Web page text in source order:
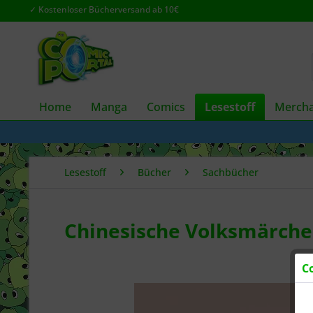
✓ Kostenloser Bücherversand ab 10€
Home Manga Comics Lesestoff
Lesestoff Bücher Sachbücher
Chinesische